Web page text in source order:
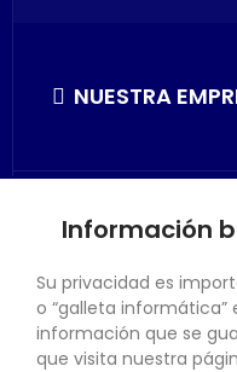
NUESTRA
SU CUENTA
Información
Su privacidad es
o “galleta informática”
información que se
que visita nuestra